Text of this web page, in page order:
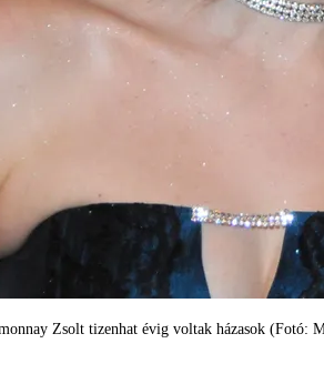
Zsolt tizenhat évig voltak házasok (Fotó: